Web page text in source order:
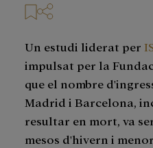
Un estudi liderat per
impulsat per la
que el nombre
Madrid i Barcelona,
resultar en mort, va
mesos d'hivern i